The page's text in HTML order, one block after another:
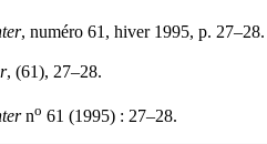
, numéro 61, hiver 1995, p. 27–28.
, (61), 27–28.
no 61 (1995) : 27–28.